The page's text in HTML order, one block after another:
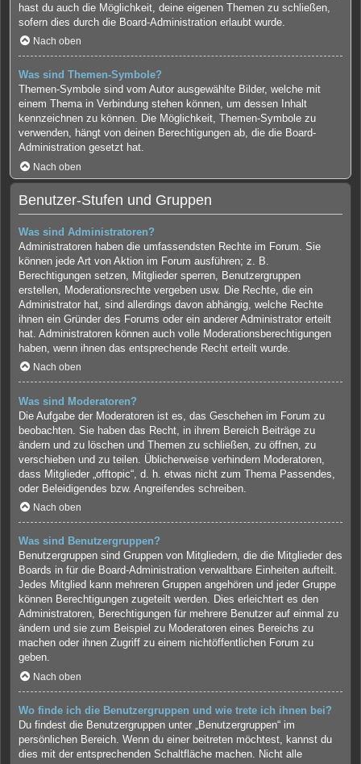
hast du auch die Möglichkeit, deine eigenen Themen zu schließen,
sofern dies durch die Board-Administration erlaubt wurde.
Nach oben
Was sind Themen-Symbole?
Themen-Symbole sind vom Autor ausgewählte Bilder, welche mit
einem Thema in Verbindung stehen können, um dessen Inhalt
kennzeichnen zu können. Die Möglichkeit, Themen-Symbole zu
verwenden, hängt von deinen Berechtigungen ab, die die Board-
Administration gesetzt hat.
Nach oben
Benutzer-Stufen und Gruppen
Was sind Administratoren?
Administratoren haben die umfassendsten Rechte im Forum. Sie
können jede Art von Aktion im Forum ausführen; z. B.
Berechtigungen setzen, Mitglieder sperren, Benutzergruppen
erstellen, Moderationsrechte vergeben usw. Die Rechte, die ein
Administrator hat, sind allerdings davon abhängig, welche Rechte
ihnen ein Gründer des Forums oder ein anderer Administrator erteilt
hat. Administratoren können auch volle Moderationsberechtigungen
haben, wenn ihnen das entsprechende Recht erteilt wurde.
Nach oben
Was sind Moderatoren?
Die Aufgabe der Moderatoren ist es, das Geschehen im Forum zu
beobachten. Sie haben das Recht, in ihrem Bereich Beiträge zu
ändern und zu löschen und Themen zu schließen, zu öffnen, zu
verschieben und zu teilen. Üblicherweise verhindern Moderatoren,
dass Mitglieder „offtopic“, d. h. etwas nicht zum Thema Passendes,
oder Beleidigendes bzw. Angreifendes schreiben.
Nach oben
Was sind Benutzergruppen?
Benutzergruppen sind Gruppen von Mitgliedern, die die Mitglieder des
Boards in für die Board-Administration verwaltbare Einheiten aufteilt.
Jedes Mitglied kann mehreren Gruppen angehören und jeder Gruppe
können Berechtigungen zugeteilt werden. Dies erleichtert es den
Administratoren, Berechtigungen für mehrere Benutzer auf einmal zu
ändern und sie zum Beispiel zu Moderatoren eines Bereichs zu
machen oder ihnen Zugriff zu einem nichtöffentlichen Forum zu
geben.
Nach oben
Wo finde ich die Benutzergruppen und wie trete ich ihnen bei?
Du findest die Benutzergruppen unter „Benutzergruppen“ im
persönlichen Bereich. Wenn du einer beitreten möchtest, kannst du
dies mit der entsprechenden Schaltfläche machen. Nicht alle